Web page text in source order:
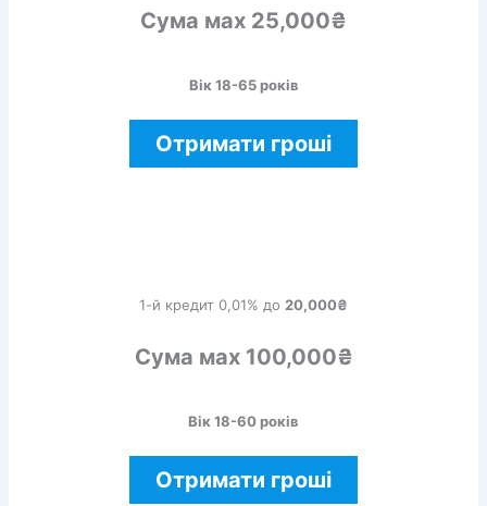
Сума мах 25,000₴
Вік 18-65 років
Отримати гроші
1-й кредит 0,01% до 20,000₴
Сума мах 100,000₴
Вік 18-60 років
Отримати гроші